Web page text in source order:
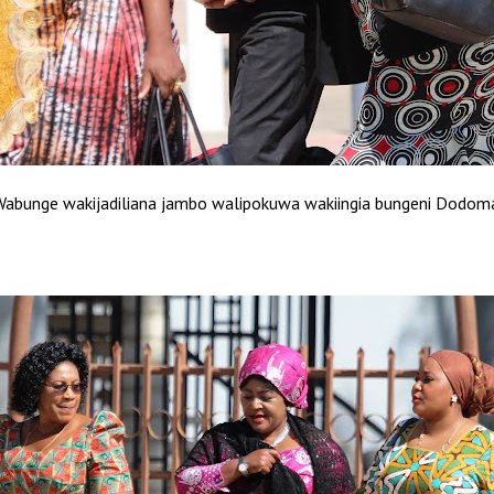
wakijadiliana jambo walipokuwa wakiingia bungeni